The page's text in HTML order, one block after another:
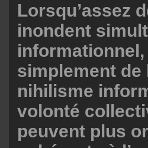
Lorsqu’assez
inondent
informationnel,
simplement
nihilisme
volonté
peuvent plus